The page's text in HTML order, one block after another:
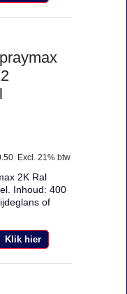
Excl. 21% btw
2K Ral
Inhoud: 400
of
Klik hier